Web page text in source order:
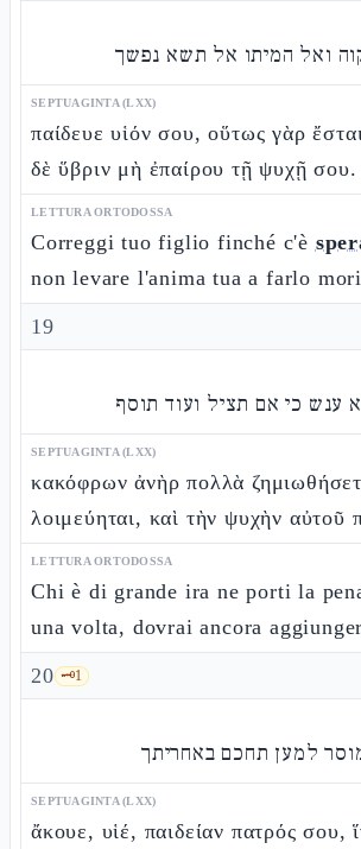
ואל המיתו אל תשא נפשך
SEPTUAGINTA (LXX)
παίδευε υἱόν σου, οὕτως γὰρ ἔσται
δὲ ὕβριν μὴ ἐπαίρου τῇ ψυχῇ σου.
LETTURA ORTODOSSA
Correggi tuo figlio finché c'è
non levare l'anima tua a farlo
19
ענש כי אם תציל ועוד תוסף
SEPTUAGINTA (LXX)
κακόφρων ἀνὴρ πολλὰ
λοιμεύηται, καὶ τὴν ψυχὴν αὐτοῦ
LETTURA ORTODOSSA
Chi è di grande ira ne porti la
una volta, dovrai ancora
20 🗝️1
למען תחכם באחריתך
SEPTUAGINTA (LXX)
ἄκουε, υἱέ, παιδείαν πατρός σου,